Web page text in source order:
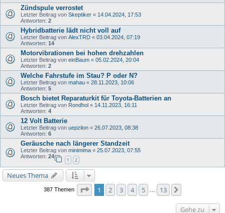
Zündspule verrostet
Letzter Beitrag von Skeptiker « 14.04.2024, 17:53
Antworten: 2
Hybridbatterie lädt nicht voll auf
Letzter Beitrag von AlexTRD « 03.04.2024, 07:19
Antworten: 14
Motorvibrationen bei hohen drehzahlen
Letzter Beitrag von einBaum « 05.02.2024, 20:04
Antworten: 2
Welche Fahrstufe im Stau? P oder N?
Letzter Beitrag von mahau « 28.11.2023, 10:06
Antworten: 5
Bosch bietet Reparaturkit für Toyota-Batterien an
Letzter Beitrag von Rondhol « 14.11.2023, 16:11
Antworten: 4
12 Volt Batterie
Letzter Beitrag von uepzilon « 26.07.2023, 08:38
Antworten: 6
Geräusche nach längerer Standzeit
Letzter Beitrag von minimima « 25.07.2023, 07:55
Antworten: 24
1 2
Neues Thema
387 Themen Seite von
1 2 3 4 5 13
Gehe zu